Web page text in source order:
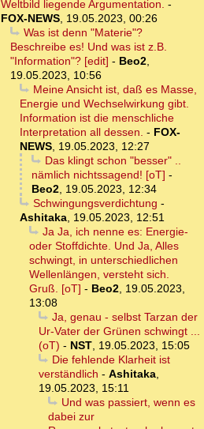
Weltbild liegende Argumentation. -
FOX-NEWS 19.05.2023, 00:26
Was ist denn "Materie"?
Beschreibe es! Und was ist z.B.
"Information"? [edit] - Beo2
19.05.2023, 10:56
Meine Ansicht ist, daß es Masse,
Energie und Wechselwirkung gibt.
Information ist die menschliche
Interpretation all dessen. - FOX-
NEWS 19.05.2023, 12:27
Das klingt schon "besser" ..
nämlich nichtssagend! [oT] -
Beo2 19.05.2023, 12:34
Schwingungsverdichtung -
Ashitaka 19.05.2023, 12:51
Ja Ja, ich nenne es: Energie-
oder Stoffdichte. Und Ja, Alles
schwingt, in unterschiedlichen
Wellenlängen, versteht sich.
Gruß. [oT] - Beo2 19.05.2023,
13:08
Ja, genau - selbst Tarzan der
Ur-Vater der Grünen schwingt ...
(oT) - NST 19.05.2023, 15:05
Die fehlende Klarheit ist
verständlich - Ashitaka
19.05.2023, 15:11
Und was passiert, wenn es
dabei zur